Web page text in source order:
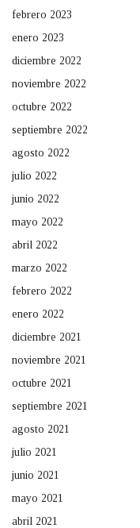
febrero 2023
enero 2023
diciembre 2022
noviembre 2022
octubre 2022
septiembre 2022
agosto 2022
julio 2022
junio 2022
mayo 2022
abril 2022
marzo 2022
febrero 2022
enero 2022
diciembre 2021
noviembre 2021
octubre 2021
septiembre 2021
agosto 2021
julio 2021
junio 2021
mayo 2021
abril 2021